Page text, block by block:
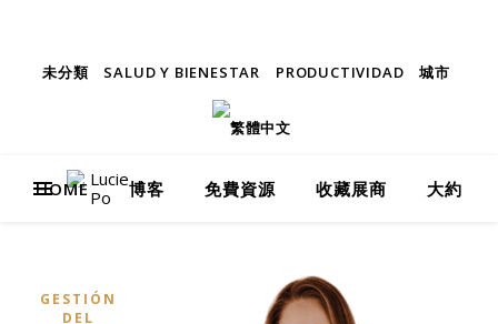
未分類 SALUD Y BIENESTAR PRODUCTIVIDAD 城市
HOME 博客 免費資源 收藏展商 大約
GESTIÓN
DEL